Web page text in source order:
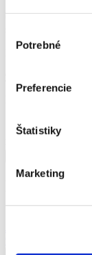
súhlasu
Potrebné
Preferencie
Štatistiky
Marketing
Odber možný iba
Katalógové číslo: